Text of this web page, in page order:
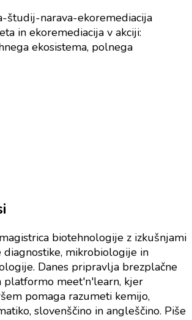
in ekoremediacija v akciji:
ekosistema, polnega
biotehnologije z izkušnjami
diagnostike, mikrobiologije in
Danes pripravlja brezplačne
platformo meet'n'learn, kjer
pomaga razumeti kemijo,
slovenščino in angleščino. Piše